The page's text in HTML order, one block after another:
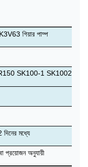
K3V63 গিয়ার পাম্প
SK100-1 SK1002
দিনের মধ্যে
প্রয়োজন অনুযায়ী